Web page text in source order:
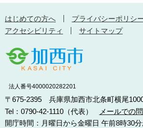
はじめての方へ
プライバシーポリシ
アクセシビリティ
サイトマップ
法人番号4000020282201
〒675-2395 兵庫県加西市北条町横尾
Tel：0790-42-1110（代表）
メールでの
開庁時間：月曜日から金曜日 午前8時30